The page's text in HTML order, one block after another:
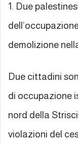
1. Due
demolizione
Due cittadini
di occupazione
nord della
violazioni del